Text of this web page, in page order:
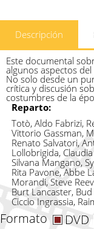
Descripción
Este documental
algunos aspectos
No solo desde un
crítica y discusión
costumbres de la
Reparto:
Totò, Aldo Fabrizi,
Vittorio Gassman,
Renato Salvatori,
Lollobrigida,
Silvana Mangano,
Rita Pavone, Abbe
Morandi, Steve
Burt Lancaster,
Ciccio Ingrassia,
Formato DVD